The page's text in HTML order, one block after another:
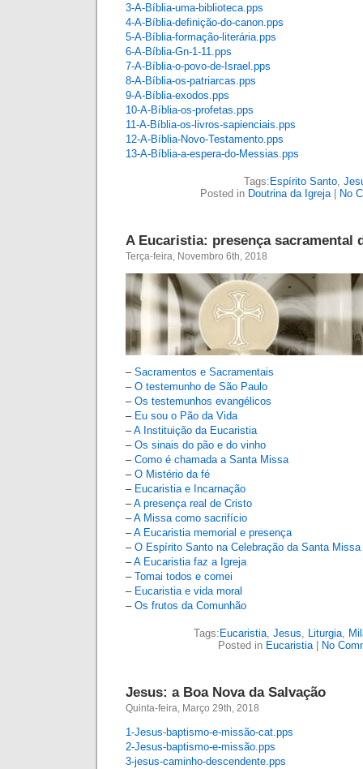
3-A-Bíblia-uma-biblioteca.pps
4-A-Bíblia-definição-do-canon.pps
5-A-Bíblia-formação-literária.pps
6-A-Bíblia-Gn-1-11.pps
7-A-Bíblia-o-povo-de-Israel .pps
8-A-Bíblia-os-patriarcas.pps
9-A-Bíblia-exodos.pps
10-A-Bíblia-os-profetas.pps
11-A-Bíblia-os-livros-sapienciais.pps
12-A-Bíblia-Novo-Testamento.pps
13-A-Bíblia-a-espera-do-Messias.pps
Tags: Espírito Santo,
Posted in Doutrina da Igreja| No
A Eucaristia: presença sacramental
Terça-feira, Novembro 6th, 2018
– Sacramentos e Sacramentais
– O testemunho de São Paulo
– Os testemunhos evangélicos
– Eu sou o Pão da Vida
–A Instituição da Eucaristia
– Os sinais do pão e do vinho
– Como é chamada a Santa Missa
– O Mistério da fé
– Eucaristia e Incarnação
–A presença real de Cristo
–A Missa como sacrifício
–A Eucaristia memorial e presença
– O Espírito Santo na Celebração da Santa Missa
–A Eucaristia faz a Igreja
– Tomai todos e comei
– Eucaristia e vida moral
– Os frutos da Comunhão
Tags: Eucaristia, Jesus, Liturgia,
Posted in Eucaristia| No
Jesus: a Boa Nova da Salvação
Quinta-feira, Março 29th, 2018
1-Jesus-baptismo-e-missão-cat.pps
2-Jesus-baptismo-e-missão.pps
3-jesus-caminho-descendente.pps